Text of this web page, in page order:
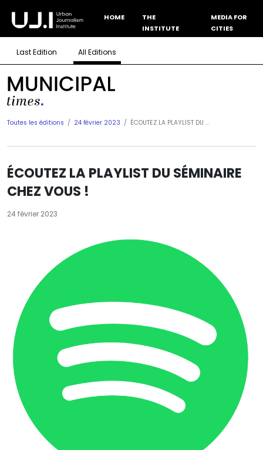
HOME
THE
INSTITUTE
MEDIA FOR
CITIES
Last Edition All Editions
Toutes les éditions 24 février 2023 ÉCOUTEZ LA PLAYLIST DU ...
ÉCOUTEZ LA PLAYLIST DU SÉMINAIRE
CHEZ VOUS !
24 février 2023